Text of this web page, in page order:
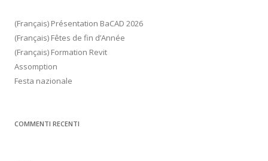
(Français) Présentation BaCAD 2026
(Français) Fêtes de fin d’Année
(Français) Formation Revit
Assomption
Festa nazionale
COMMENTI RECENTI